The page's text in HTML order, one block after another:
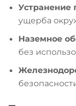
Устранение
ущерба
Наземное
без